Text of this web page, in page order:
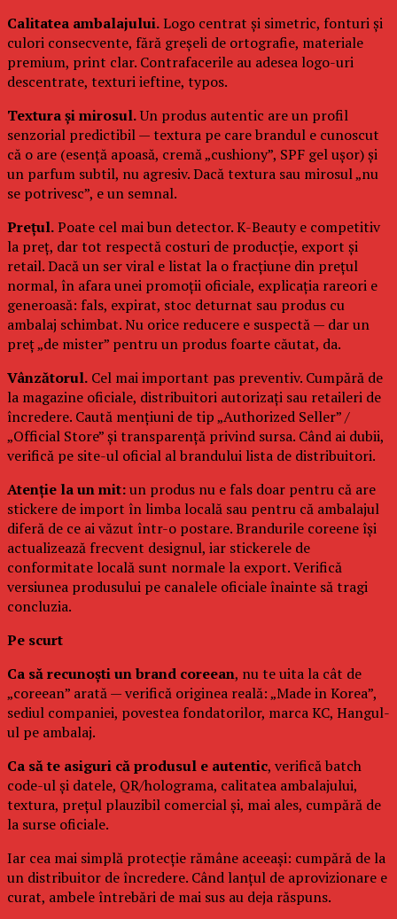
Calitatea ambalajului.Logo centrat și simetric, fonturi și
culori consecvente, fără greșeli de ortografie, materiale
premium, print clar. Contrafacerile au adesea logo-uri
descentrate, texturi ieftine, typos.
Textura și mirosul.Un produs autentic are un profil
senzorial predictibil — textura pe care brandul e cunoscut
că o are (esență apoasă, cremă „cushiony”, SPF gel ușor) și
un parfum subtil, nu agresiv. Dacă textura sau mirosul „nu
se potrivesc”, e un semnal.
Prețul.Poate cel mai bun detector. K-Beauty e competitiv
la preț, dar tot respectă costuri de producție, export și
retail. Dacă un ser viral e listat la o fracțiune din prețul
normal, în afara unei promoții oficiale, explicația rareori e
generoasă: fals, expirat, stoc deturnat sau produs cu
ambalaj schimbat. Nu orice reducere e suspectă — dar un
preț „de mister” pentru un produs foarte căutat, da.
Vânzătorul. Cel mai important pas preventiv. Cumpără de
la magazine oficiale, distribuitori autorizați sau retaileri de
încredere. Caută mențiuni de tip „Authorized Seller” /
„Official Store” și transparență privind sursa. Când ai dubii,
verifică pe site-ul oficial al brandului lista de distribuitori.
Atenție la un mit:un produs nu e fals doar pentru că are
stickere de import în limba locală sau pentru că ambalajul
diferă de ce ai văzut într-o postare. Brandurile coreene își
actualizează frecvent designul, iar stickerele de
conformitate locală sunt normale la export. Verifică
versiunea produsului pe canalele oficiale înainte să tragi
concluzia.
Pe scurt
Ca să recunoști un brand coreean, nu te uita la cât de
„coreean” arată — verifică originea reală: „Made in Korea”,
sediul companiei, povestea fondatorilor, marca KC, Hangul-
ul pe ambalaj.
Ca să te asiguri că produsul e autentic, verifică batch
code-ul și datele, QR/holograma, calitatea ambalajului,
textura, prețul plauzibil comercial și, mai ales, cumpără de
la surse oficiale.
Iar cea mai simplă protecție rămâne aceeași: cumpără de la
un distribuitor de încredere. Când lanțul de aprovizionare e
curat, ambele întrebări de mai sus au deja răspuns.